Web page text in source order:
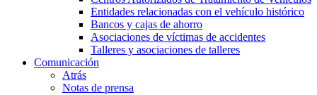
Entidades relacionadas con el vehículo histórico
Bancos y cajas de ahorro
Asociaciones de víctimas de accidentes
Talleres y asociaciones de talleres
Comunicación
Atrás
Notas de prensa